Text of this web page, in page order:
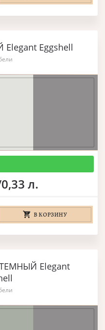
Elegant Eggshell
л.
В КОРЗИНУ
Elegant